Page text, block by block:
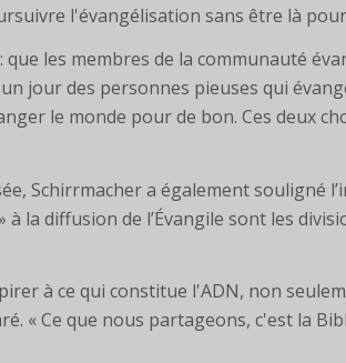
l'évangélisation sans être là pour
les membres de la communauté
jour des personnes pieuses qui
le monde pour de bon. Ces deux
Schirrmacher a également souligné
la diffusion de l’Évangile sont les
à ce qui constitue l'ADN, non
« Ce que nous partageons, c'est la